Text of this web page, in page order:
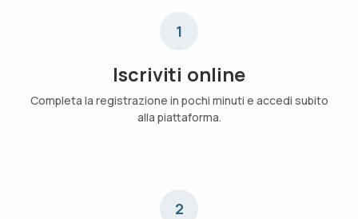
1
Iscriviti online
Completa la registrazione in pochi minuti e accedi subito
alla piattaforma.
2